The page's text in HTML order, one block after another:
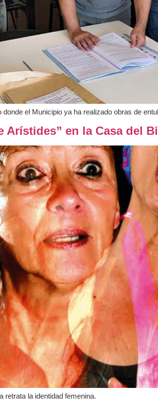
el Municipio ya ha realizado obras de
Arístides” en la Casa del
retrata la identidad femenina.